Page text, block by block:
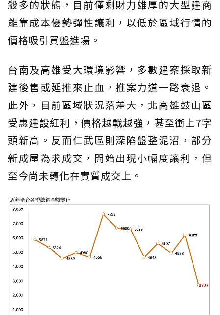
殺多的狀態，目前僅剩財力雄厚的大型建商
能靠成本優勢彈性讓利，以低於區域行情的
價格吸引買盤進場。
台南及高雄受大環境影響，多數建案採取新
建後售或延推來止血，推案力道一路衰退。
此外，目前區域狀況落差大，北高雄鼓山區
受惠建設紅利，價格越戰越強，甚至衝上7字
頭新高。反而仁武區則深陷盤整泥沼，部分
新成屋為求成交，開始出現小幅度讓利，但
至今尚未轉化在實質成交上。